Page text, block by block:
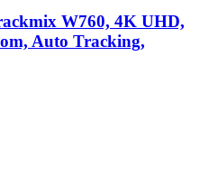
W760, 4K UHD,
Auto Tracking,